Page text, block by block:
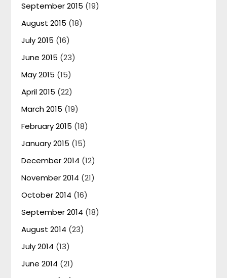
September 2015 (19)
August 2015 (18)
July 2015 (16)
June 2015 (23)
May 2015 (15)
April 2015 (22)
March 2015 (19)
February 2015 (18)
January 2015 (15)
December 2014 (12)
November 2014 (21)
October 2014 (16)
September 2014 (18)
August 2014 (23)
July 2014 (13)
June 2014 (21)